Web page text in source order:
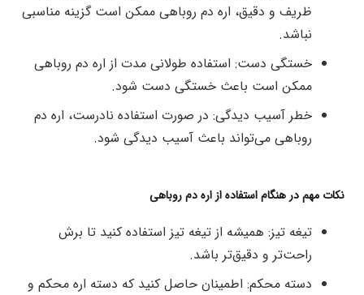
ظریف و دقیق، اره دم روباهی ممکن است گزینه مناسبی
نباشد.
خستگی دست: استفاده طولانی مدت از اره دم روباهی
ممکن است باعث خستگی دست شود.
خطر آسیب دیدگی: در صورت استفاده نادرست، اره دم
روباهی می‌تواند باعث آسیب دیدگی شود.
نکات مهم در هنگام استفاده از اره دم روباهی
تیغه تیز: همیشه از تیغه تیز استفاده کنید تا برش
راحت‌تر و دقیق‌تر باشد.
دسته محکم: اطمینان حاصل کنید که دسته اره محکم و